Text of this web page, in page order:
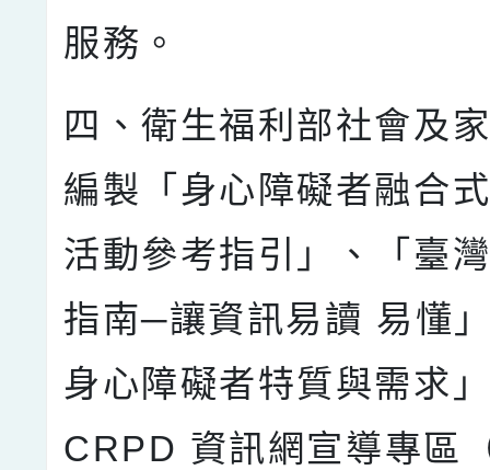
服務。
四、衛生福利部社會及
編製「身心障礙者融合
活動參考指引」、「臺
指南─讓資訊易讀 易懂
身心障礙者特質與需求
CRPD 資訊網宣導專區